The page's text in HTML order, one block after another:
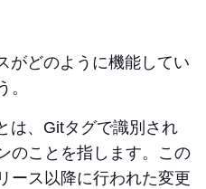
がどのように機能してい
。
は、Gitタグで識別され
のことを指します。この
ース以降に行われた変更